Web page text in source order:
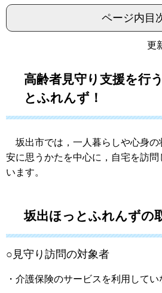
ページ内目
更
高齢者見守り支援を行
とふれんず！
坂出市では，一人暮らしや心身の
安に思うかたを中心に，自宅を訪
います。
坂出ほっとふれんずの
○見守り訪問の対象者
・介護保険のサービスを利用してい